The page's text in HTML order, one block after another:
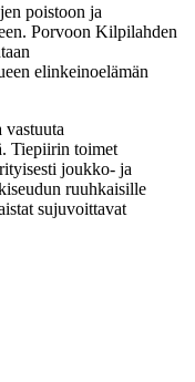
poistoon ja
Porvoon Kilpilahden
elinkeinoelämän
vastuuta
Tiepiirin toimet
joukko- ja
ruuhkaisille
sujuvoittavat